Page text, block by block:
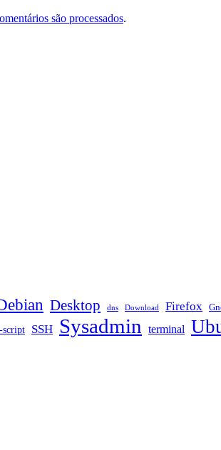
são processados.
Desktop dns Download Firefox
script SSH Sysadmin terminal